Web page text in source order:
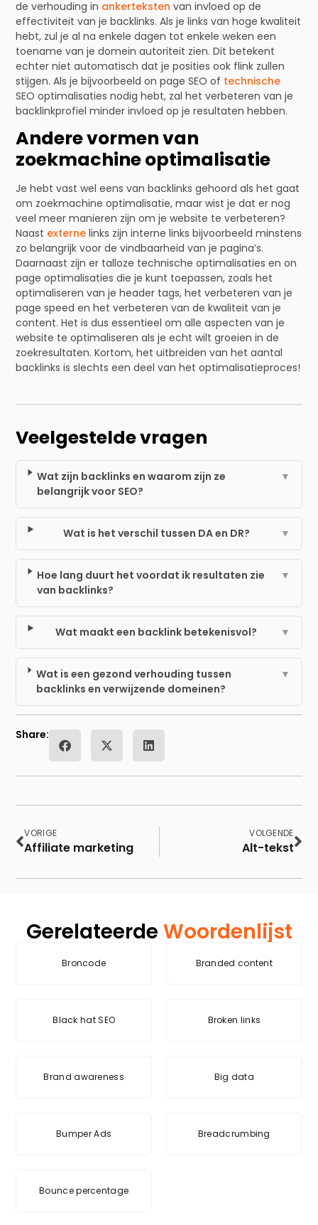
Share:
de verhouding in ankerteksten van invloed op de
effectiviteit van je backlinks. Als je links van hoge kwaliteit
hebt, zul je al na enkele dagen tot enkele weken een
toename van je domein autoriteit zien. Dit betekent
echter niet automatisch dat je posities ook flink zullen
stijgen. Als je bijvoorbeeld on page SEO of technische
SEO optimalisaties nodig hebt, zal het verbeteren van je
backlinkprofiel minder invloed op je resultaten hebben.
Andere vormen van
zoekmachine optimalisatie
Je hebt vast wel eens van backlinks gehoord als het gaat
om zoekmachine optimalisatie, maar wist je dat er nog
veel meer manieren zijn om je website te verbeteren?
Naast externe links zijn interne links bijvoorbeeld minstens
zo belangrijk voor de vindbaarheid van je pagina’s.
Daarnaast zijn er talloze technische optimalisaties en on
page optimalisaties die je kunt toepassen, zoals het
optimaliseren van je header tags, het verbeteren van je
page speed en het verbeteren van de kwaliteit van je
content. Het is dus essentieel om alle aspecten van je
website te optimaliseren als je echt wilt groeien in de
zoekresultaten. Kortom, het uitbreiden van het aantal
backlinks is slechts een deel van het optimalisatieproces!
Veelgestelde vragen
Wat zijn backlinks en waarom zijn ze
belangrijk voor SEO?
▼
Wat is het verschil tussen DA en DR? ▼
Hoe lang duurt het voordat ik resultaten zie
van backlinks?
▼
Wat maakt een backlink betekenisvol? ▼
Wat is een gezond verhouding tussen
backlinks en verwijzende domeinen?
▼
VORIGE
Affiliate marketing
VOLGENDE
Alt-tekst
Gerelateerde Woordenlijst
Broncode Branded content
Black hat SEO Broken links
Brand awareness Big data
Bumper Ads Breadcrumbing
Bounce percentage